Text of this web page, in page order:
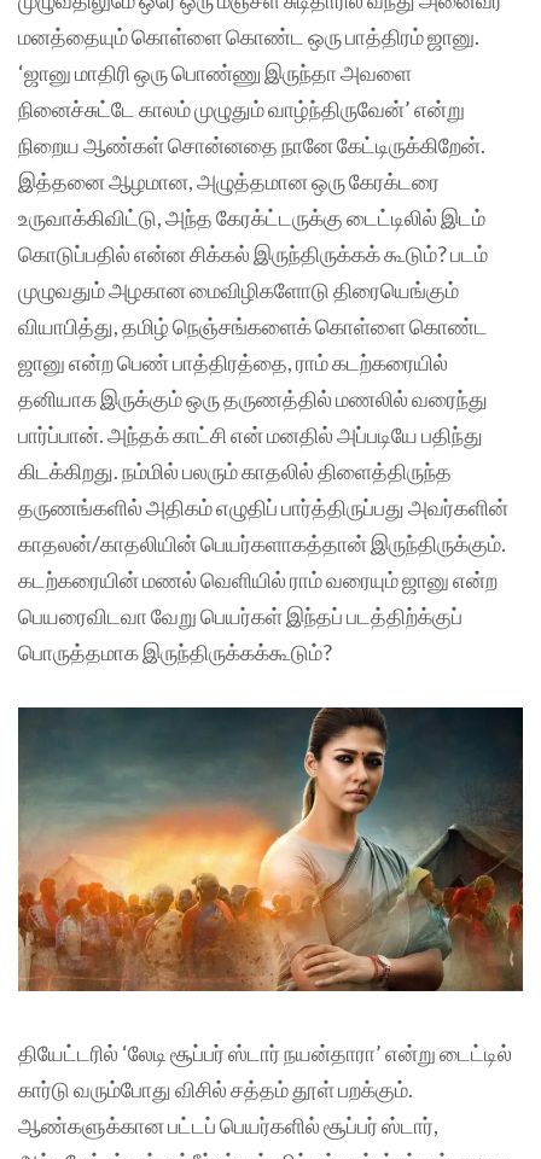
மனத்தையும் கொள்ளை கொண்ட ஒரு பாத்திரம் ஜானு.
‘ஜானு மாதிரி ஒரு பொண்ணு இருந்தா அவளை
நினைச்சுட்டே காலம் முழுதும் வாழ்ந்திருவேன்’ என்று
நிறைய ஆண்கள் சொன்னதை நானே கேட்டிருக்கிறேன்.
இத்தனை ஆழமான, அழுத்தமான ஒரு கேரக்டரை
உருவாக்கிவிட்டு, அந்த கேரக்ட்டருக்கு டைட்டிலில் இடம்
கொடுப்பதில் என்ன சிக்கல் இருந்திருக்கக் கூடும்? படம்
முழுவதும் அழகான மைவிழிகளோடு திரையெங்கும்
வியாபித்து, தமிழ் நெஞ்சங்களைக் கொள்ளை கொண்ட
ஜானு என்ற பெண் பாத்திரத்தை, ராம் கடற்கரையில்
தனியாக இருக்கும் ஒரு தருணத்தில் மணலில் வரைந்து
பார்ப்பான். அந்தக் காட்சி என் மனதில் அப்படியே பதிந்து
கிடக்கிறது. நம்மில் பலரும் காதலில் திளைத்திருந்த
தருணங்களில் அதிகம் எழுதிப் பார்த்திருப்பது அவர்களின்
காதலன்/காதலியின் பெயர்களாகத்தான் இருந்திருக்கும்.
கடற்கரையின் மணல் வெளியில் ராம் வரையும் ஜானு என்ற
பெயரைவிடவா வேறு பெயர்கள் இந்தப் படத்திற்க்குப்
பொருத்தமாக இருந்திருக்கக்கூடும்?
தியேட்டரில் ‘லேடி சூப்பர் ஸ்டார் நயன்தாரா’ என்று டைட்டில்
கார்டு வரும்போது விசில் சத்தம் தூள் பறக்கும்.
ஆண்களுக்கான பட்டப் பெயர்களில் சூப்பர் ஸ்டார்,